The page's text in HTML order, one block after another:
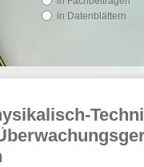
in Datenblättern